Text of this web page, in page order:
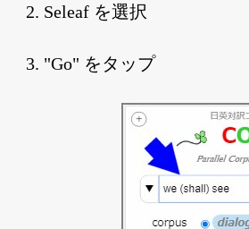
2. Seleaf を選択
3. "Go" をタップ